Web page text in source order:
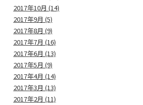
2017年10月 (14)
2017年9月 (5)
2017年8月 (9)
2017年7月 (16)
2017年6月 (13)
2017年5月 (9)
2017年4月 (14)
2017年3月 (13)
2017年2月 (11)